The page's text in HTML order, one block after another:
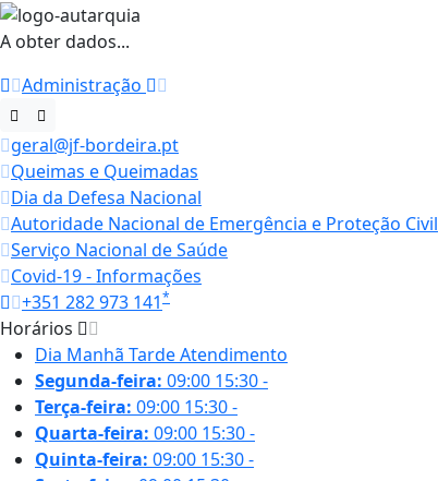
A obter dados...
Administração
geral@jf-bordeira.pt
Queimas e Queimadas
Dia da Defesa Nacional
Autoridade Nacional de Emergência e Proteção Civil
Serviço Nacional de Saúde
Covid-19 - Informações
+351 282 973 141*
Horários
Dia Manhã TardeAtendimento
Segunda-feira: 09:00 15:30-
Terça-feira: 09:00 15:30-
Quarta-feira: 09:00 15:30-
Quinta-feira: 09:00 15:30-